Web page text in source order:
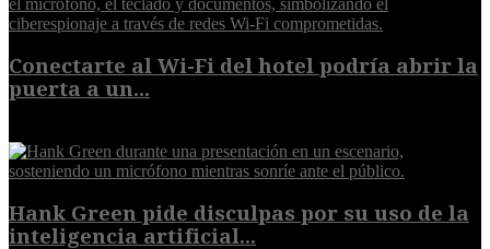
Conectarte al Wi-Fi del hotel podría abrir la
puerta a un...
Hank Green pide disculpas por su uso de la
inteligencia artificial...